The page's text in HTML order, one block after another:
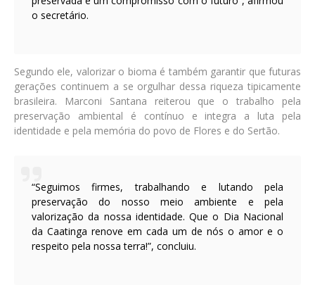
o secretário.
Segundo ele, valorizar o bioma é também garantir que futuras
gerações continuem a se orgulhar dessa riqueza tipicamente
brasileira. Marconi Santana reiterou que o trabalho pela
preservação ambiental é contínuo e integra a luta pela
identidade e pela memória do povo de Flores e do Sertão.
“Seguimos firmes, trabalhando e lutando pela
preservação do nosso meio ambiente e pela
valorização da nossa identidade. Que o Dia Nacional
da Caatinga renove em cada um de nós o amor e o
respeito pela nossa terra!”, concluiu.